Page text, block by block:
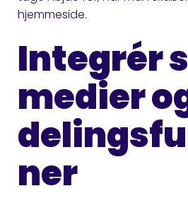
hjemmeside.
Integrér
medier
ner